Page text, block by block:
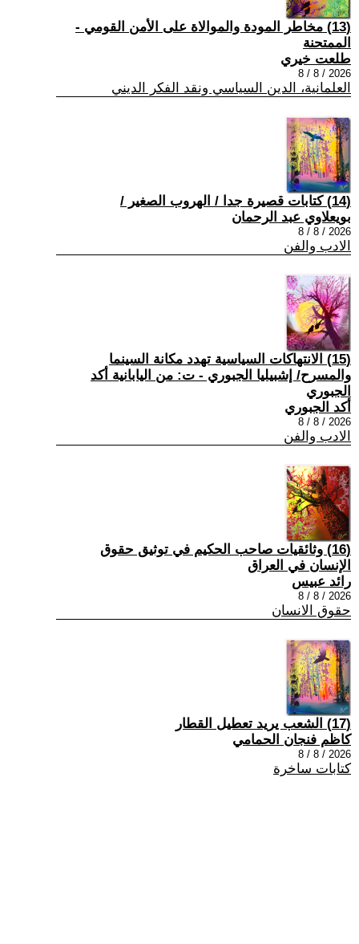
(13) مخاطر المودة والموالاة على الأمن القومي -
الممتحنة
طلعت خيري
2026 / 8 / 8
العلمانية، الدين السياسي ونقد الفكر الديني
(14) كتابات قصيرة جدا / الهروب الصغير /
بويعلاوي عبد الرحمان
2026 / 8 / 8
الادب والفن
(15) الانتهاكات السياسية تهدد مكانة السينما
والمسرح/ إشبيليا الجبوري - ت: من اليابانية أكد
الجبوري
أكد الجبوري
2026 / 8 / 8
الادب والفن
(16) وثائقيات صاحب الحكيم في توثيق حقوق
الإنسان في العراق
رائد عبيس
2026 / 8 / 8
حقوق الانسان
(17) الشعب يريد تعطيل القطار
كاظم فنجان الحمامي
2026 / 8 / 8
كتابات ساخرة